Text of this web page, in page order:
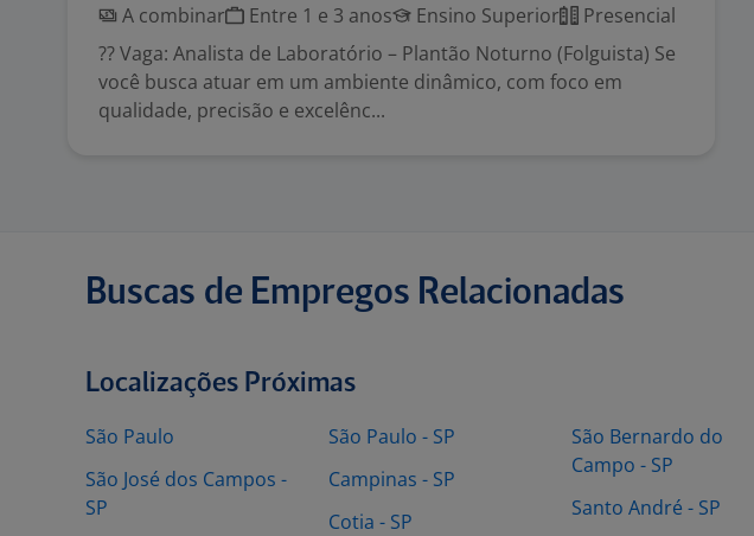
A combinar
Entre 1 e 3 anos Ensino Superior
Presencial
?? Vaga: Analista de Laboratório – Plantão Noturno (Folguista) Se
você busca atuar em um ambiente dinâmico, com foco em
qualidade, precisão e excelênc...
Buscas de Empregos Relacionadas
Localizações Próximas
São Paulo
São José dos Campos -
SP
São Paulo - SP
Campinas - SP
Cotia - SP
São Bernardo do
Campo - SP
Santo André - SP